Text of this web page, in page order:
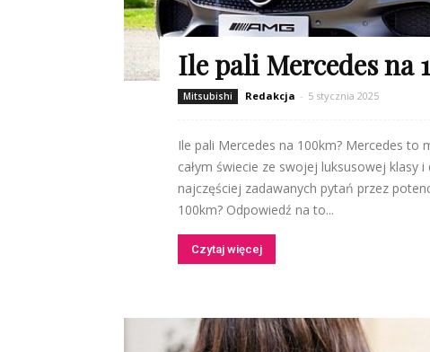
Ile pali Mercedes na
Mitsubishi Redakcja - 5 stycznia 2025
Ile pali Mercedes na 100km? Mercedes
całym świecie ze swojej luksusowej klasy
najczęściej zadawanych pytań przez
100km? Odpowiedź na to...
Czytaj więcej